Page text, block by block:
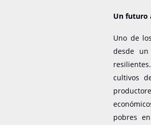
Un futuro
Uno de
desde un
cultivos
pobres